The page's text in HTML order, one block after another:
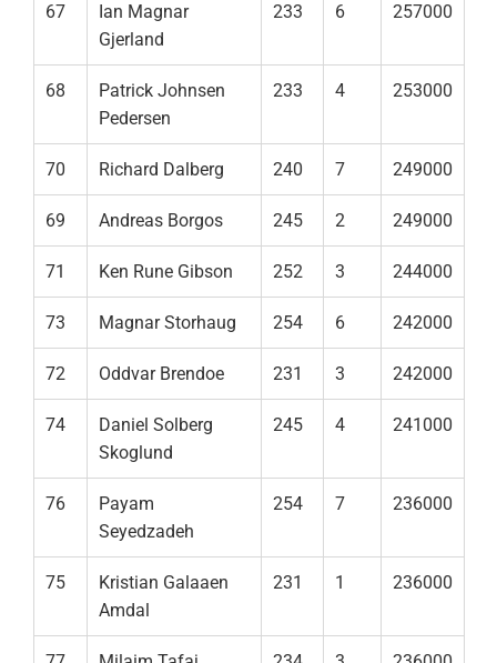
67
Ian Magnar
Gjerland
233 6 257000
68
Patrick Johnsen
Pedersen
233 4 253000
70 Richard Dalberg 240 7 249000
69 Andreas Borgos 245 2 249000
71 Ken Rune Gibson 252 3 244000
73 Magnar Storhaug 254 6 242000
72 Oddvar Brendoe 231 3 242000
74
Daniel Solberg
Skoglund
245 4 241000
76
Payam
Seyedzadeh
254 7 236000
75
Kristian Galaaen
Amdal
231 1 236000